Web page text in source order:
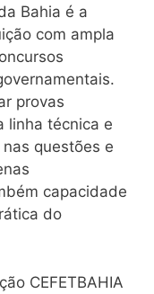
Bahia é a
com ampla
provas
linha técnica e
questões e
capacidade
do
CEFETBAHIA